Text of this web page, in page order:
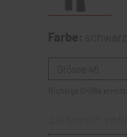
Farbe: schwarz